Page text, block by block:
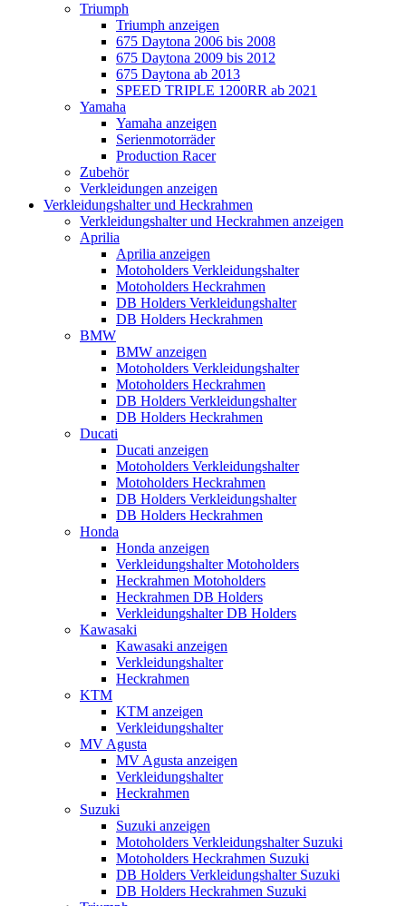
Triumph
Triumph anzeigen
675 Daytona 2006 bis 2008
675 Daytona 2009 bis 2012
675 Daytona ab 2013
SPEED TRIPLE 1200RR ab 2021
Yamaha
Yamaha anzeigen
Serienmotorräder
Production Racer
Zubehör
Verkleidungen anzeigen
Verkleidungshalter und Heckrahmen
Verkleidungshalter und Heckrahmen anzeigen
Aprilia
Aprilia anzeigen
Motoholders Verkleidungshalter
Motoholders Heckrahmen
DB Holders Verkleidungshalter
DB Holders Heckrahmen
BMW
BMW anzeigen
Motoholders Verkleidungshalter
Motoholders Heckrahmen
DB Holders Verkleidungshalter
DB Holders Heckrahmen
Ducati
Ducati anzeigen
Motoholders Verkleidungshalter
Motoholders Heckrahmen
DB Holders Verkleidungshalter
DB Holders Heckrahmen
Honda
Honda anzeigen
Verkleidungshalter Motoholders
Heckrahmen Motoholders
Heckrahmen DB Holders
Verkleidungshalter DB Holders
Kawasaki
Kawasaki anzeigen
Verkleidungshalter
Heckrahmen
KTM
KTM anzeigen
Verkleidungshalter
MV Agusta
MV Agusta anzeigen
Verkleidungshalter
Heckrahmen
Suzuki
Suzuki anzeigen
Motoholders Verkleidungshalter Suzuki
Motoholders Heckrahmen Suzuki
DB Holders Verkleidungshalter Suzuki
DB Holders Heckrahmen Suzuki